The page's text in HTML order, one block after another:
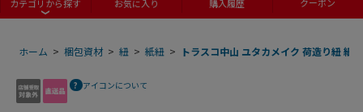
カテゴリから探す お気に入り 購入履歴
ホーム > 梱包資材 > 紐 > 紙紐 > トラスコ中山 ユタカメイク 荷造り紐
アイコンについて